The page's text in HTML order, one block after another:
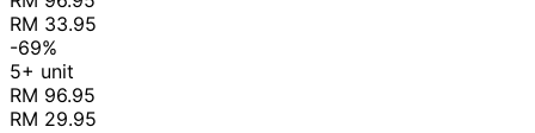
RM 33.95
-69%
5+ unit
RM 96.95
RM 29.95